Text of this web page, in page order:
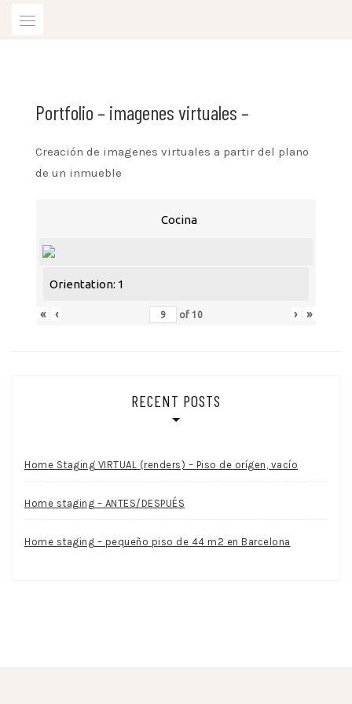
INTERIORES
Portfolio – imagenes virtuales –
Creación de imagenes virtuales a partir del plano
de un inmueble
Cocina
Orientation: 1
« ‹ of 10 › »
RECENT POSTS
Home Staging VIRTUAL (renders) – Piso de orígen, vacío
Home staging – ANTES/DESPUÉS
Home staging – pequeño piso de 44 m2 en Barcelona